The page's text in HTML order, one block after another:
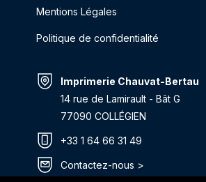
Mentions Légales
Politique de confidentialité
Imprimerie Chauvat-Bertau
14 rue de Lamirault - Bât G
77090 COLLÉGIEN
+33 1 64 66 31 49
Contactez-nous >